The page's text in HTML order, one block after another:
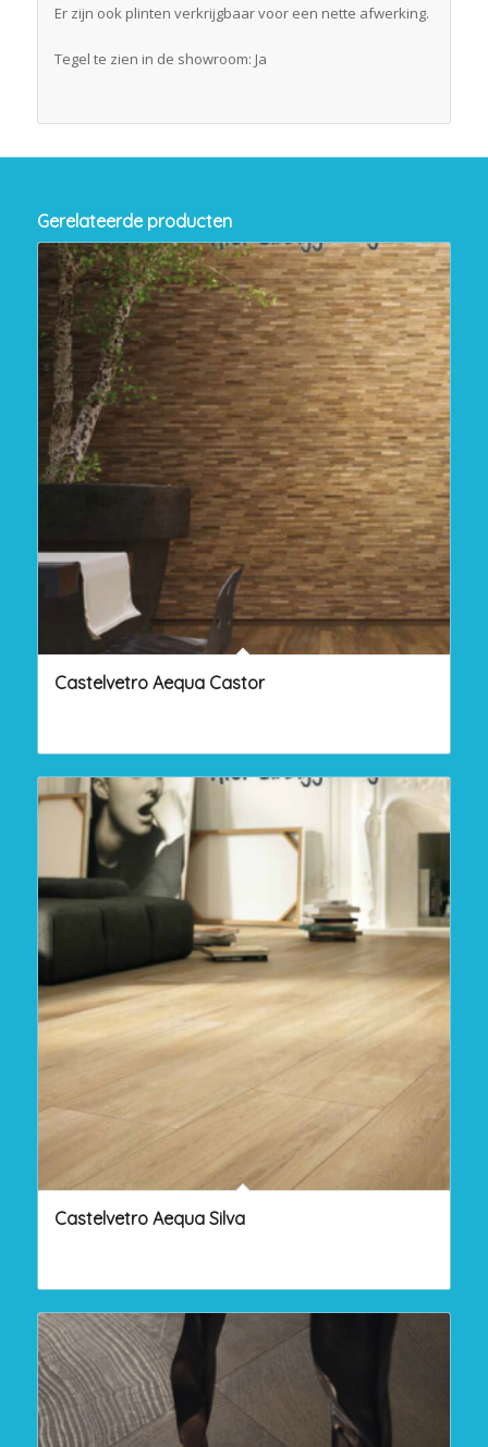
Er zijn ook plinten verkrijgbaar voor een nette afwerking.
Tegel te zien in de showroom: Ja
Gerelateerde producten
Castelvetro Aequa Castor
Castelvetro Aequa Silva